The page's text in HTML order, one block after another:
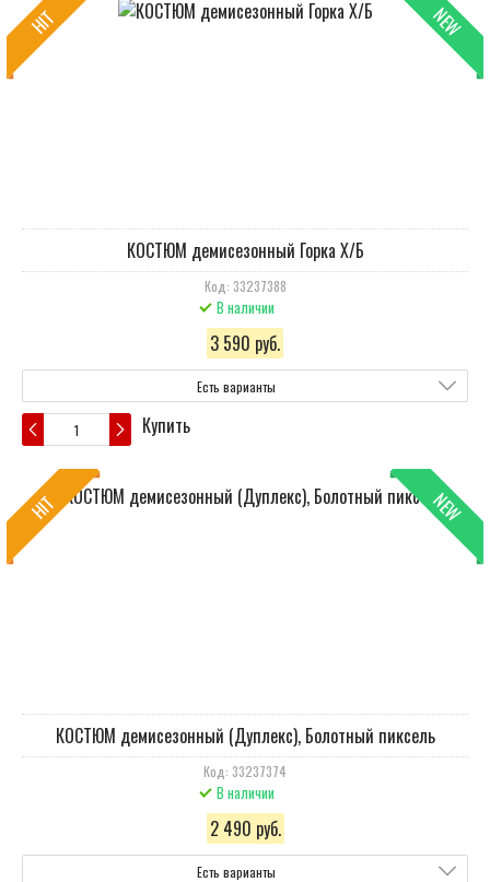
NEW
HIT
КОСТЮМ демисезонный Горка Х/Б
Код: 33237388
В наличии
3 590 руб.
Есть варианты
Купить
NEW
HIT
КОСТЮМ демисезонный (Дуплекс), Болотный пиксель
Код: 33237374
В наличии
2 490 руб.
Есть варианты